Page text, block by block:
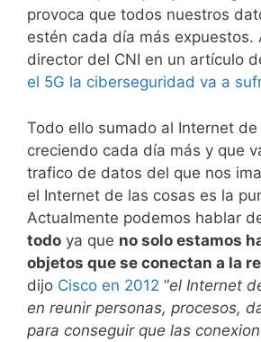
provoca que todos nuestros
estén cada día más expuestos.
director del CNI en un artículo
el 5G la ciberseguridad va a
Todo ello sumado al Internet de
creciendo cada día más y que
trafico de datos del que nos
el Internet de las cosas es la
Actualmente podemos hablar
todo ya que no solo estamos
objetos que se conectan a la
dijo Cisco en 2012 “el Internet
en reunir personas, procesos,
para conseguir que las